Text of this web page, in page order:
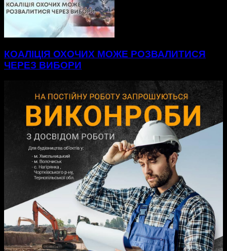
КОАЛІЦІЯ ОХОЧИХ МОЖЕ РОЗВАЛИТИСЯ
ЧЕРЕЗ ВИБОРИ